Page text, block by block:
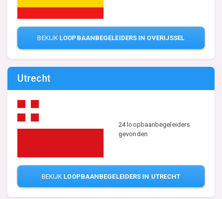
BEKIJK LOOPBAANBEGELEIDERS IN OVERIJSSEL
Utrecht
24 loopbaanbegeleiders
gevonden
BEKIJK LOOPBAANBEGELEIDERS IN UTRECHT